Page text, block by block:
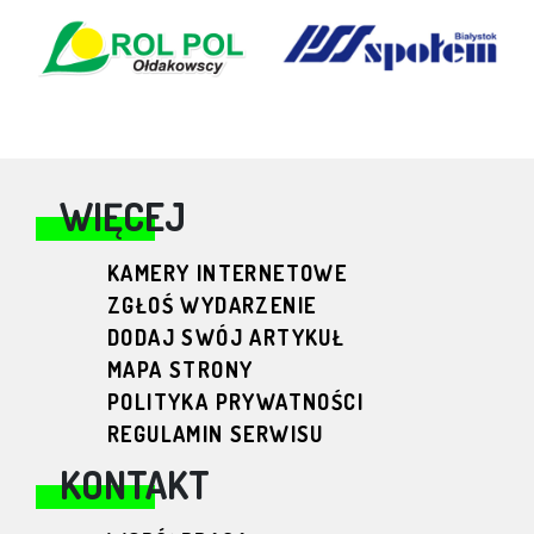
WIĘCEJ
KAMERY INTERNETOWE
ZGŁOŚ WYDARZENIE
DODAJ SWÓJ ARTYKUŁ
MAPA STRONY
POLITYKA PRYWATNOŚCI
REGULAMIN SERWISU
KONTAKT